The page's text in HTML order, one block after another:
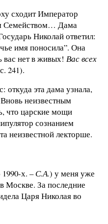
сходит Император
Семейством… Дама
Николай ответил:
имя поносила”. Она
вас нет в живых! Вас всех
241).
откуда эта дама узнала,
неизвестным
что царские мощи
сознанием
неизвестной лекторше.
1990-х. –С.А.) у меня уже
Москве. За последние
Царя Николая во